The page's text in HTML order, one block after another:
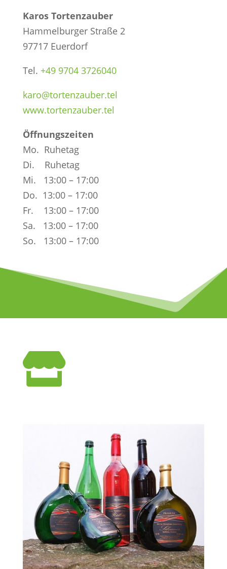
Karos Tortenzauber
Hammelburger Straße 2
97717 Euerdorf
Tel. +49 9704 3726040
karo@tortenzauber.tel
www.tortenzauber.tel
Öffnungszeiten
Mo. Ruhetag
Di. Ruhetag
Mi. 13:00 – 17:00
Do. 13:00 – 17:00
Fr. 13:00 – 17:00
Sa. 13:00 – 17:00
So. 13:00 – 17:00
